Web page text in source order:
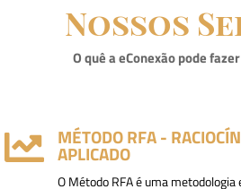
Nossos
O quê a eConexão pode
 MÉTODO RFA -
APLICADO
O Método RFA é uma metodologia